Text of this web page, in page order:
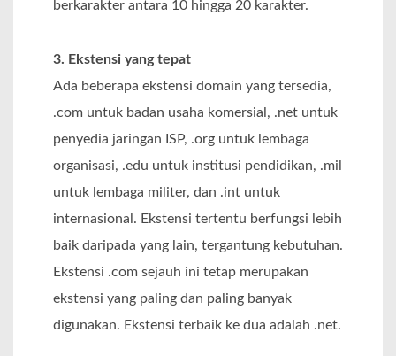
berkarakter antara 10 hingga 20 karakter.
3. Ekstensi yang tepat
Ada beberapa ekstensi domain yang tersedia,
.com untuk badan usaha komersial, .net untuk
penyedia jaringan ISP, .org untuk lembaga
organisasi, .edu untuk institusi pendidikan, .mil
untuk lembaga militer, dan .int untuk
internasional. Ekstensi tertentu berfungsi lebih
baik daripada yang lain, tergantung kebutuhan.
Ekstensi .com sejauh ini tetap merupakan
ekstensi yang paling dan paling banyak
digunakan. Ekstensi terbaik ke dua adalah .net.